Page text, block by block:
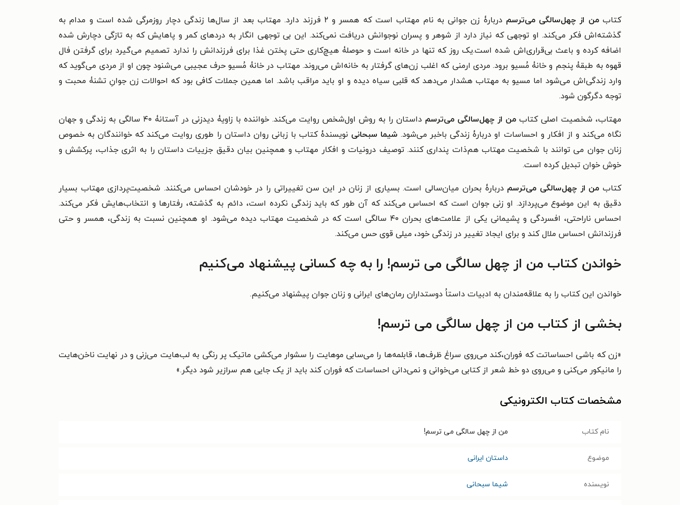
کتابمن از چهل‌سالگی می‌ترسم
دربارۀ زن جوانی به نام مهتاب است که همسر و ۲ فرزند دارد. مهتاب بعد از سال‌ها زندگی دچار روزمرگی شده‌ است و مدام به
گذشته‌اش فکر می‌کند. او توجهی که نیاز دارد از شوهر و پسران نوجوانش دریافت نمی‌کند. این بی توجهی انگار به دردهای کمر و پاهایش که به تازگی دچارش شده
اضافه کرده و باعث بی‌قراری‌اش شده است.یک روز که تنها در خانه است و حوصلۀ هیچ‌کاری حتی پختن غذا برای فرزندانش را ندارد تصمیم می‌گیرد برای گرفتن فال
قهوه به طبقۀ پنجم و خانۀ مُسیو برود. مردی ارمنی که اغلب زن‌های گرفتار به خانه‌اش می‌روند. مهتاب در خانۀ مُسیو حرف عجیبی می‌شنود چون او از مردی می‌گوید که
وارد زندگی‌اش می‌شود اما مسیو به مهتاب هشدار می‌دهد که قلبی سیاه دیده و او باید مراقب باشد. اما همین جملات کافی بود که احوالات زن جوانِ تشنۀ محبت و
توجه دگرگون شود.
مهتاب، شخصیت اصلی کتاب من از چهل‌سالگی می‌ترسم
داستان را به روش اول‌شخص روایت می‌کند. خواننده با زاویۀ دیدزنی در آستانۀ ۴۰ سالگی به زندگی و جهان
نگاه می‌کند و از افکار و احساسات او دربارۀ زندگی باخبر می‌شود.شیما سبحانی نویسندۀ کتاب با زبانی روان داستان را طوری روایت می‌کند که خوانندگان به خصوص
زنان جوان می توانند با شخصیت مهتاب هم‌ذات پنداری کنند. توصیف درونیات و افکار مهتاب و همچنین بیان دقیق جزییات داستان را به اثری جذاب، پرکشش و
خوش خوان تبدیل کرده است.
کتاب من از چهل‌سالگی می‌ترسم دربارۀ بحران میان‌سالی است. بسیاری از زنان در این سن تغییراتی را در خودشان احساس می‌کنند. شخصیت‌پردازی مهتاب بسیار
دقیق به این موضوع می‌پردازد. او زنی جوان است که احساس می‌کند که آن طور که باید زندگی نکرده است، دائم به گذشته، رفتارها و انتخاب‌هایش فکر می‌کند.
احساس ناراحتی، افسردگی و پشیمانی یکی از علامت‌های بحران ۴۰ سالگی است که در شخصیت مهتاب دیده می‌شود. او همچنین نسبت به زندگی، همسر و حتی
فرزندانش احساس ملال کند و برای ایجاد تغییر در زندگی خود، میلی قوی حس می‌کند.
خواندن کتاب من از چهل سالگی می ترسم! را به چه کسانی پیشنهاد می‌کنیم
خواندن این کتاب را به علاقه‌مندان به ادبیات داستاُ دوستداران رمان‌های ایرانی و زنان جوان پیشنهاد می‌کنیم.
بخشی از کتاب من از چهل سالگی می ترسم!
«زن که باشی احساساتت که فوران،کند می‌روی سراغ ظرف‌ها، قابلمه‌ها را می‌سابی موهایت را سشوار می‌کشی ماتیک پر رنگی به لب‌هایت می‌زنی و در نهایت ناخن‌هایت
را مانیکور می‌کنی و می‌روی دو خط شعر از کتابی می‌خوانی و نمی‌دانی احساسات که فوران کند باید از یک جایی هم سرازیر شود دیگر.»
مشخصات کتاب الکترونیکی
نام کتاب من از چهل سالگی می ترسم!
موضوع داستان ایرانی
نویسنده شیما سبحانی